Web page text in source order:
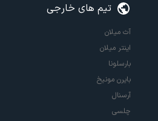
تیم های خارجی
آث میلان
اینتر میلان
بارسلونا
بایرن مونیخ
آرسنال
چلسی